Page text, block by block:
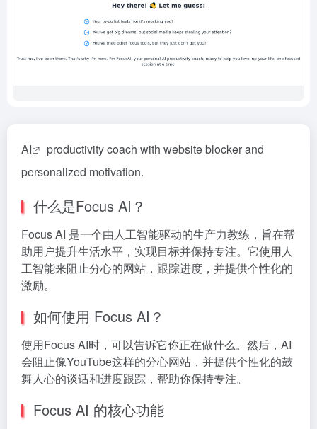
AI
productivity coach with website blocker and
personalized motivation.
什么是Focus AI？
Focus AI 是一个由人工智能驱动的生产力教练，旨在帮
助用户提升生活水平，实现目标并保持专注。它使用人
工智能来阻止分心的网站，跟踪进度，并提供个性化的
激励。
如何使用 Focus AI？
使用Focus AI时，可以告诉它你正在做什么。然后，AI
会阻止像YouTube这样的分心网站，并提供个性化的鼓
舞人心的谈话和进度跟踪，帮助你保持专注。
Focus AI 的核心功能